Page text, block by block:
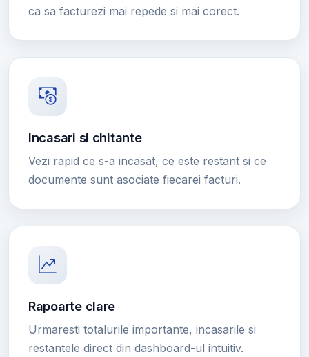
ca sa facturezi mai repede si mai corect.
Incasari si chitante
Vezi rapid ce s-a incasat, ce este restant si ce
documente sunt asociate fiecarei facturi.
Rapoarte clare
Urmaresti totalurile importante, incasarile si
restantele direct din dashboard-ul intuitiv.